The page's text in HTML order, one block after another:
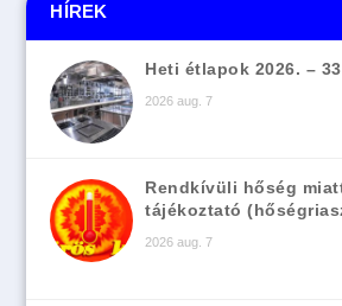
HÍREK
Heti étlapok 2026. –
2026 aug. 7
Rendkívüli hőség
tájékoztató
2026 aug. 7